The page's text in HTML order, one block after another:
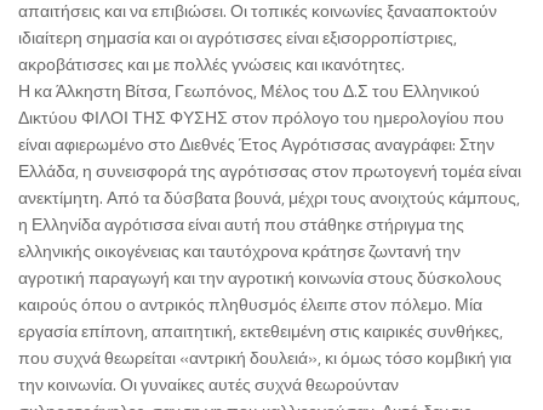
απαιτήσεις και να επιβιώσει. Οι τοπικές κοινωνίες ξανααποκτούν
ιδιαίτερη σημασία και οι αγρότισσες είναι εξισορροπίστριες,
ακροβάτισσες και με πολλές γνώσεις και ικανότητες.
Η κα Άλκηστη Βίτσα, Γεωπόνος, Μέλος του Δ.Σ του Ελληνικού
Δικτύου ΦΙΛΟΙ ΤΗΣ ΦΥΣΗΣ στον πρόλογο του ημερολογίου που
είναι αφιερωμένο στο Διεθνές Έτος Αγρότισσας αναγράφει: Στην
Ελλάδα, η συνεισφορά της αγρότισσας στον πρωτογενή τομέα είναι
ανεκτίμητη. Από τα δύσβατα βουνά, μέχρι τους ανοιχτούς κάμπους,
η Ελληνίδα αγρότισσα είναι αυτή που στάθηκε στήριγμα της
ελληνικής οικογένειας και ταυτόχρονα κράτησε ζωντανή την
αγροτική παραγωγή και την αγροτική κοινωνία στους δύσκολους
καιρούς όπου ο αντρικός πληθυσμός έλειπε στον πόλεμο. Μία
εργασία επίπονη, απαιτητική, εκτεθειμένη στις καιρικές συνθήκες,
που συχνά θεωρείται «αντρική δουλειά», κι όμως τόσο κομβική για
την κοινωνία. Οι γυναίκες αυτές συχνά θεωρούνταν